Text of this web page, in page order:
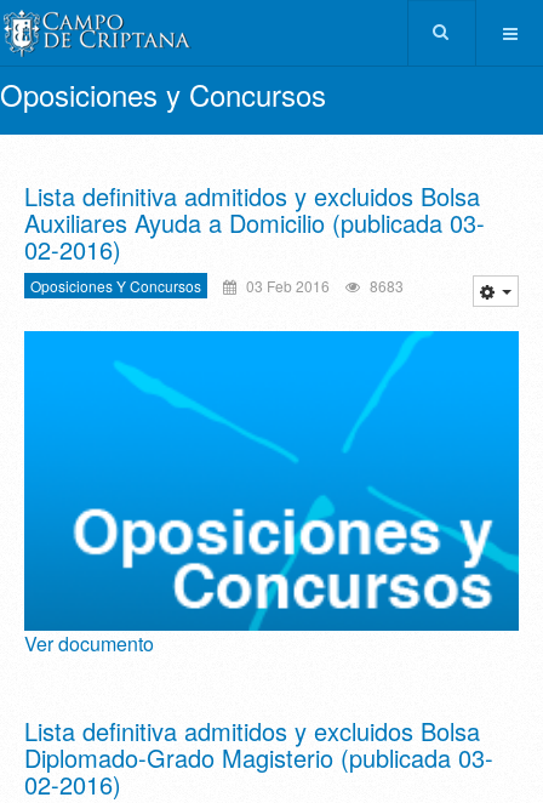
Oposiciones y Concursos
Lista definitiva admitidos y excluidos Bolsa
Auxiliares Ayuda a Domicilio (publicada 03-
02-2016)
Oposiciones Y Concursos 03 Feb 2016 8683
Ver documento
Lista definitiva admitidos y excluidos Bolsa
Diplomado-Grado Magisterio (publicada 03-
02-2016)